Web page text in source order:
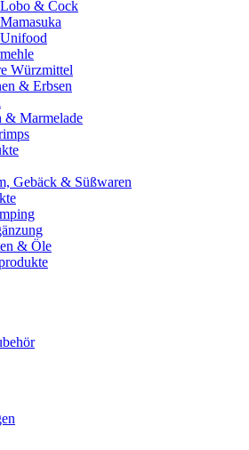
Lobo & Cock
Mamasuka
Unifood
Würzmittel
& Erbsen
& Marmelade
Gebäck & Süßwaren
& Öle